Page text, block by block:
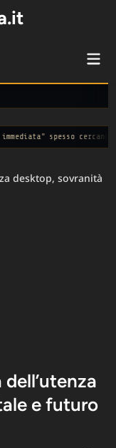
solo disperazione.
desktop, sovranità
e futuro